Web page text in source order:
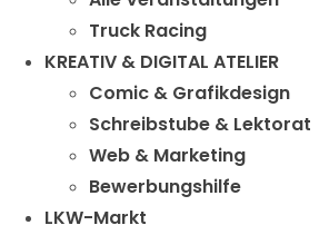
Truck Racing
KREATIV & DIGITAL ATELIER
Comic & Grafikdesign
Schreibstube & Lektorat
Web & Marketing
Bewerbungshilfe
LKW-Markt